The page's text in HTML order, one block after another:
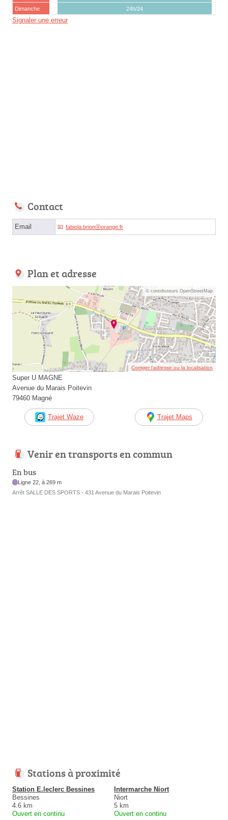
Dimanche
24h/24
Signaler une erreur
Contact
Email fabiola.brionⓐorange.fr
Plan et adresse
© contributeurs OpenStreetMap
Corriger l’adresse ou la localisation
Super U MAGNE
Avenue du Marais Poitevin
79460 Magné
Trajet Waze Trajet Maps
Venir en transports en commun
En bus
Ligne 22, à 269 m
Arrêt SALLE DES SPORTS - 431 Avenue du Marais Poitevin
Stations à proximité
Station E.leclerc Bessines
Bessines
4.6 km
Ouvert en continu
Intermarche Niort
Niort
5 km
Ouvert en continu